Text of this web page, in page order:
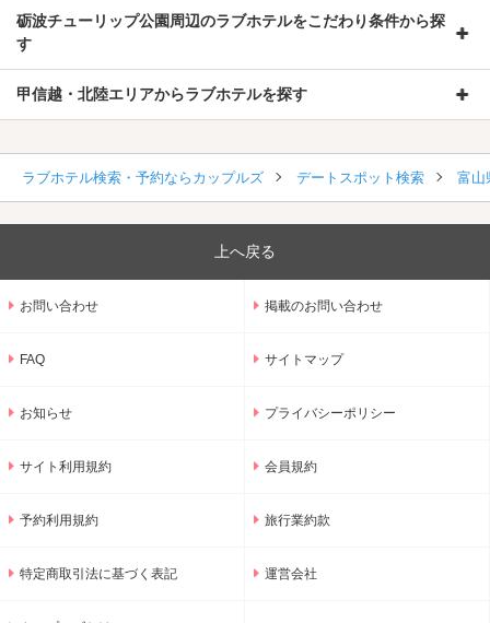
砺波チューリップ公園周辺のラブホテルをこだわり条件から探
す
甲信越・北陸エリアからラブホテルを探す
ラブホテル検索・予約ならカップルズ デートスポット検索 富山
上へ戻る
お問い合わせ 掲載のお問い合わせ
FAQ サイトマップ
お知らせ プライバシーポリシー
サイト利用規約 会員規約
予約利用規約 旅行業約款
特定商取引法に基づく表記 運営会社